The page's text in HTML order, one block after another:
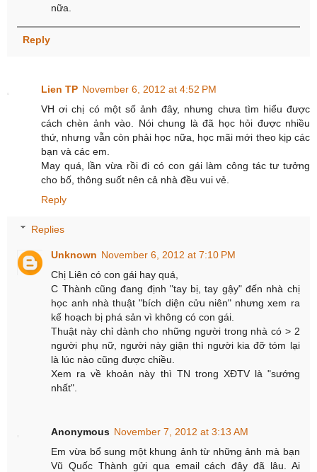
nữa.
Reply
Lien TP November 6, 2012 at 4:52 PM
VH ơi chị có một số ảnh đây, nhưng chưa tìm hiểu được
cách chèn ảnh vào. Nói chung là đã học hỏi được nhiều
thứ, nhưng vẫn còn phải học nữa, học mãi mới theo kịp các
bạn và các em.
May quá, lần vừa rồi đi có con gái làm công tác tư tưởng
cho bố, thông suốt nên cả nhà đều vui vẻ.
Reply
Replies
Unknown November 6, 2012 at 7:10 PM
Chị Liên có con gái hay quá,
C Thành cũng đang định "tay bị, tay gậy" đến nhà chị
học anh nhà thuật "bích diện cửu niên" nhưng xem ra
kế hoạch bị phá sản vì không có con gái.
Thuật này chỉ dành cho những người trong nhà có > 2
người phụ nữ, người này giận thì người kia đỡ tóm lại
là lúc nào cũng được chiều.
Xem ra về khoản này thì TN trong XĐTV là "sướng
nhất".
Anonymous November 7, 2012 at 3:13 AM
Em vừa bổ sung một khung ảnh từ những ảnh mà bạn
Vũ Quốc Thành gửi qua email cách đây đã lâu. Ai